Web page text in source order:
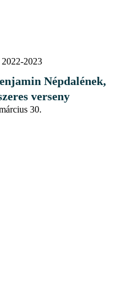
2022-2023
Népdalének,
verseny
30.